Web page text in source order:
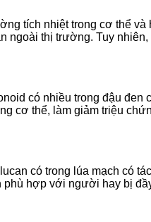
tích nhiệt trong cơ thể
thị trường. Tuy
có nhiều trong đậu
cơ thể, làm giảm triệu
có trong lúa mạch có
phù hợp với người hay bị